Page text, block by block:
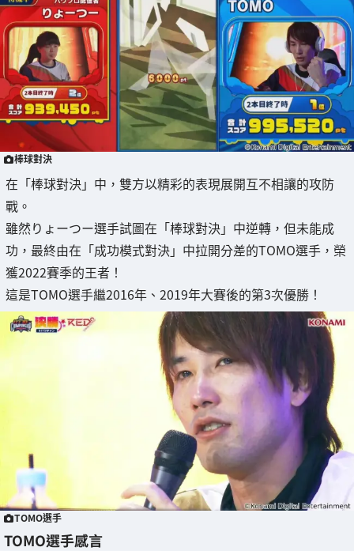
棒球對決
在「棒球對決」中，雙方以精彩的表現展開互不相讓的攻防
戰。
雖然りょーつー選手試圖在「棒球對決」中逆轉，但未能成
功，最終由在「成功模式對決」中拉開分差的TOMO選手，榮
獲2022賽季的王者！
這是TOMO選手繼2016年、2019年大賽後的第3次優勝！
TOMO選手
TOMO選手感言